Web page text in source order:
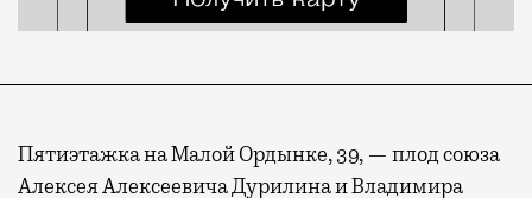
Пятиэтажка на Малой Ордынке, 39, — плод союза
Алексея Алексеевича Дурилина и Владимира